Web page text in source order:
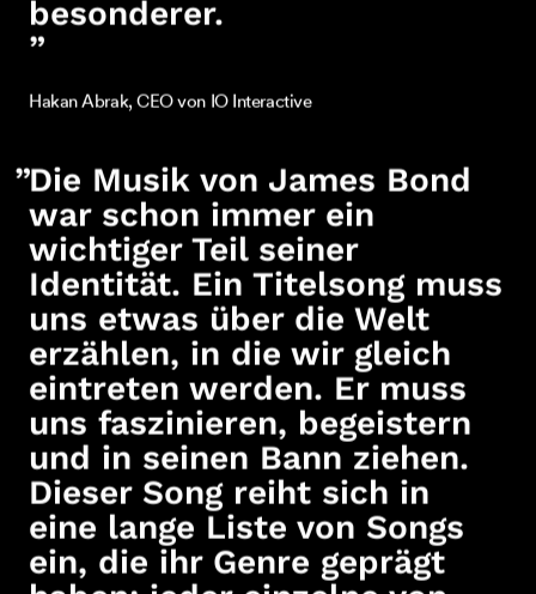
besonderer.
”
Hakan Abrak, CEO von IO Interactive
Die Musik von James Bond
war schon immer ein
wichtiger Teil seiner
Identität. Ein Titelsong muss
uns etwas über die Welt
erzählen, in die wir gleich
eintreten werden. Er muss
uns faszinieren, begeistern
und in seinen Bann ziehen.
Dieser Song reiht sich in
eine lange Liste von Songs
ein, die ihr Genre geprägt